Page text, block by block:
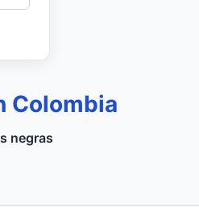
Colombia
negras